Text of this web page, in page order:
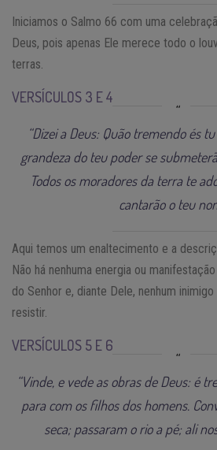
Iniciamos o Salmo 66 com uma
Deus, pois apenas Ele merece todo o
terras.
VERSÍCULOS 3 E 4
“Dizei a Deus: Quão tremendo és
grandeza do teu poder se
Todos os moradores da terra te
cantarão o teu
Aqui temos um enaltecimento e a
Não há nenhuma energia ou
do Senhor e, diante Dele, nenhum
resistir.
VERSÍCULOS 5 E 6
“Vinde, e vede as obras de Deus: é
para com os filhos dos homens.
seca; passaram o rio a pé; ali